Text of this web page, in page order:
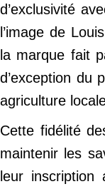
d’exclusivité
l’image de
la marque fait
d’exception du
agriculture
Cette fidélité
maintenir les
leur inscription